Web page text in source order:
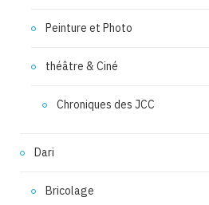
Peinture et Photo
théâtre & Ciné
Chroniques des JCC
Dari
Bricolage